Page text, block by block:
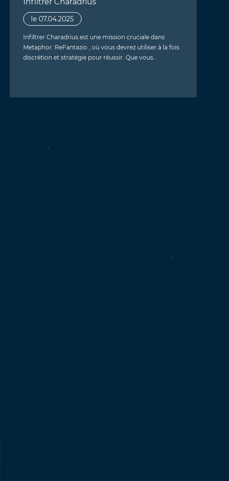
le 07.04.2025
Infiltrer Charadrius est une mission cruciale dans
Metaphor: ReFantazio , où vous devrez utiliser à la fois
discrétion et stratégie pour réussir. Que vous…